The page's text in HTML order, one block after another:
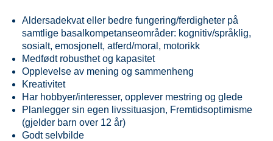
Aldersadekvat eller bedre fungering/ferdigheter på
samtlige basalkompetanseområder: kognitiv/språklig,
sosialt, emosjonelt, atferd/moral, motorikk
Medfødt robusthet og kapasitet
Opplevelse av mening og sammenheng
Kreativitet
Har hobbyer/interesser, opplever mestring og glede
Planlegger sin egen livssituasjon, Fremtidsoptimisme
(gjelder barn over 12 år)
Godt selvbilde